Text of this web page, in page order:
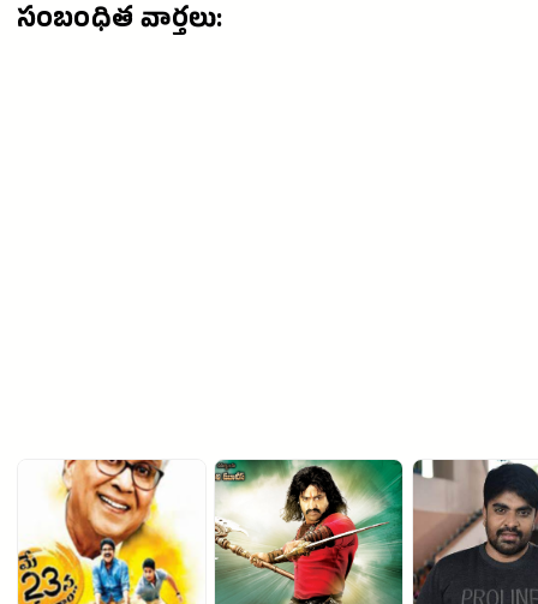
సంబంధిత వార్తలు: